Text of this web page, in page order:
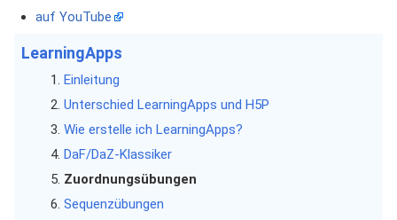
auf YouTube
LearningApps
Einleitung
Unterschied LearningApps und H5P
Wie erstelle ich LearningApps?
DaF/DaZ-Klassiker
Zuordnungsübungen
Sequenzübungen